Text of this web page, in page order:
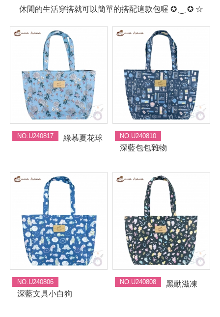
休閒的生活穿搭就可以簡單的搭配這款包喔 ✪ ‿ ✪ ☆
NO.U240817 綠慕夏花球 NO.U240810
深藍包包雜物
NO.U240806
深藍文具小白狗
NO.U240808 黑動滋凍